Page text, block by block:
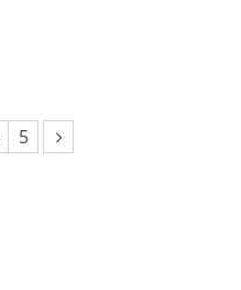
5 Nächste Seite